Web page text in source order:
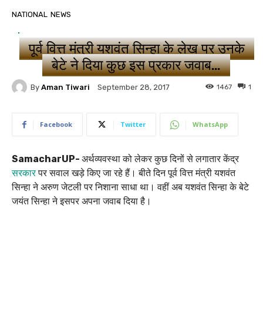
NATIONAL NEWS
पूर्व वित्त मंत्री यशवंत सिन्हा के लेख पर उनके
बेटे ने दिया कुछ इस प्रकार जवाब…
By Aman Tiwari September 28, 2017 1
1467
Facebook Twitter WhatsApp
SamacharUP- अर्थव्यवस्था को लेकर कुछ दिनों से लगातार केंद्र
सरकारपर सवाल खड़े किए जा रहे हैं। बीते दिन पूर्व वित्त मंत्री यशवंत
सिन्हा ने अरुण जेटली पर निशाना साधा था। वहीं अब यशवंत सिन्हा के बेटे
जयंत सिन्हा ने इसपर अपना जवाब दिया है।